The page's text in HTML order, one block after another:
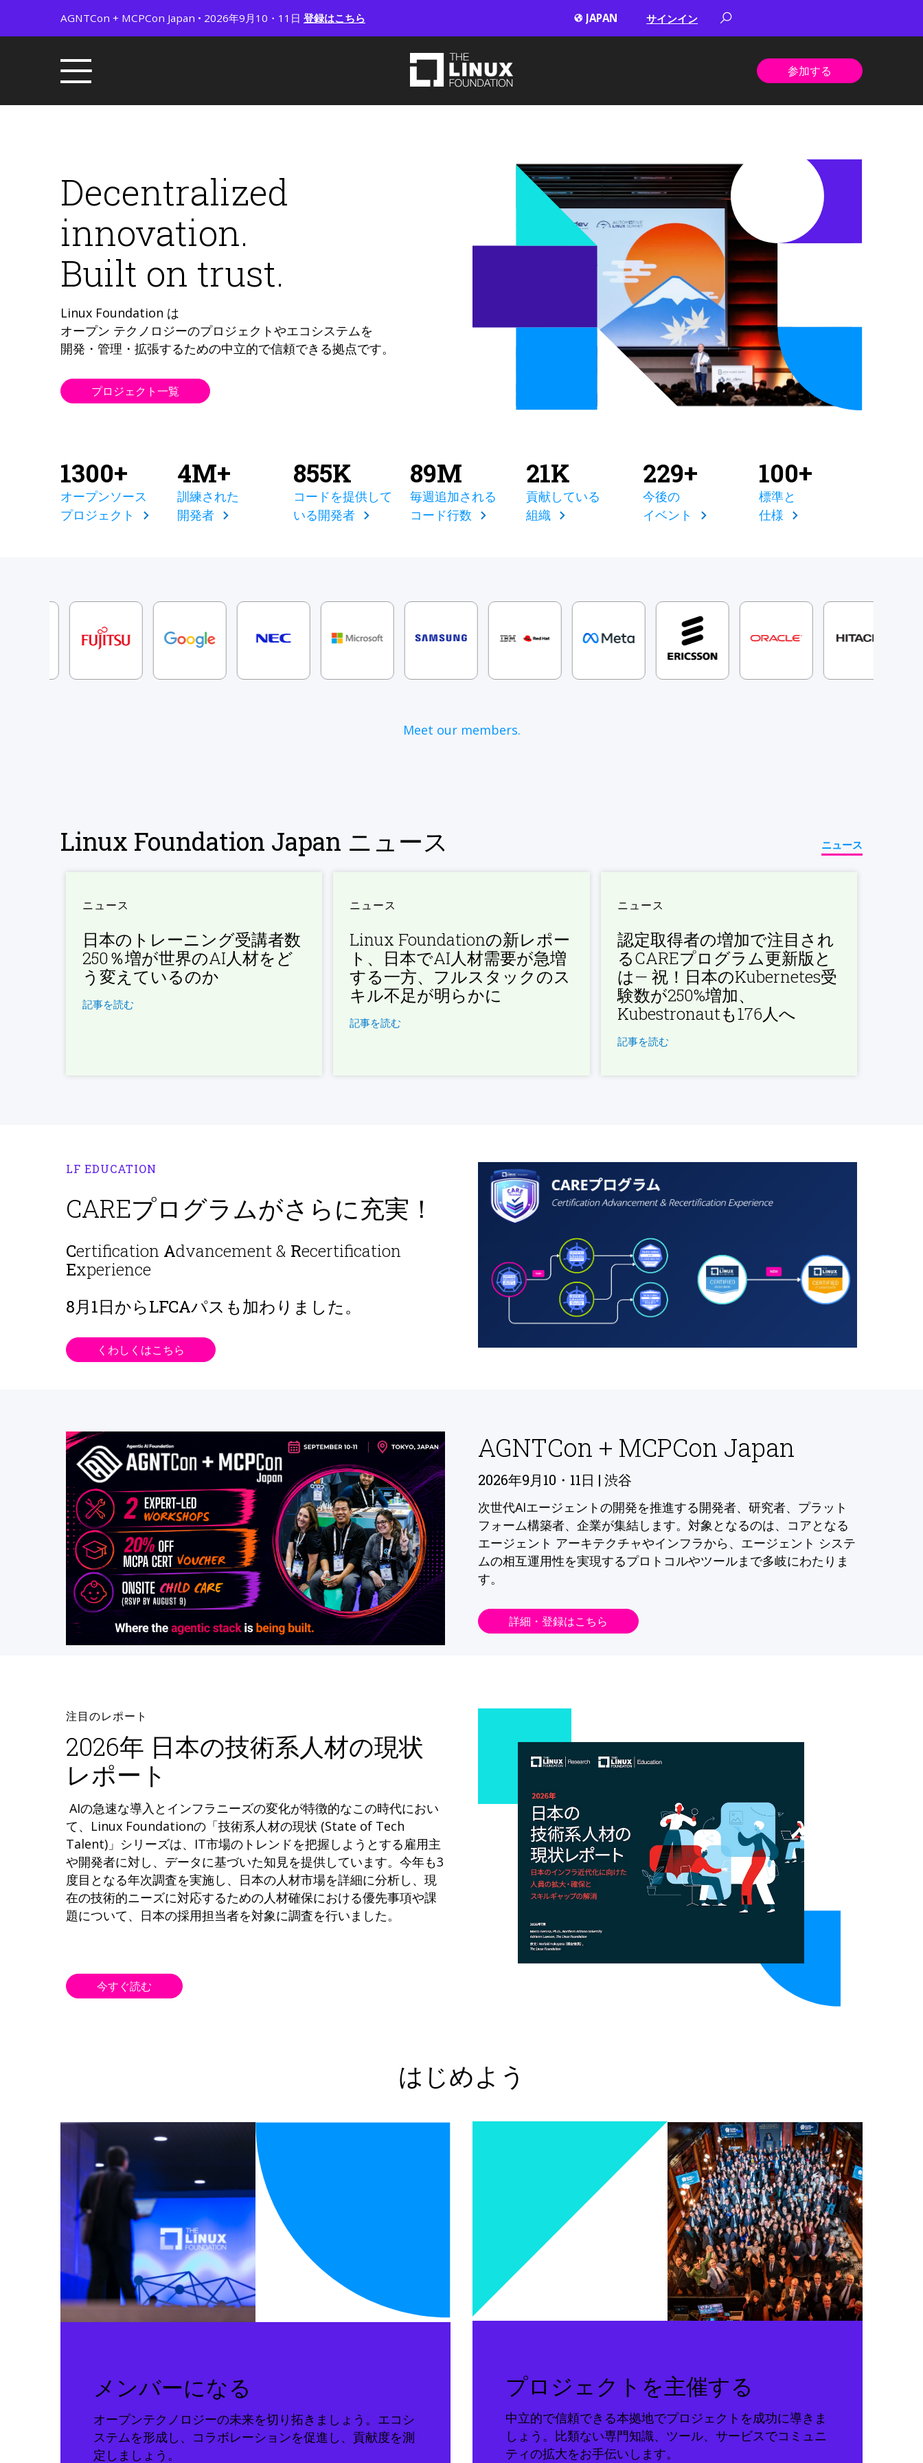
AGNTCon + MCPCon Japan • 2026年9月10・11日 登録はこちら サインイン
参加する
Decentralized
innovation.
Built on trust.
Linux Foundation は
オープン テクノロジーのプロジェクトやエコシステムを
開発・管理・拡張するための中立的で信頼できる拠点です。
プロジェクト一覧
1300+
オープンソース
プロジェクト
4M+
訓練された
開発者
855K
コードを提供して
いる開発者
89M
毎週追加される
コード行数
21K
貢献している
組織
229+
今後の
イベント
100+
標準と
仕様
Meet our members.
Linux Foundation Japan ニュース ニュース
ニュース
日本のトレーニング受講者数
250％増が世界のAI人材をど
う変えているのか
記事を読む
ニュース
Linux Foundationの新レポー
ト、日本でAI人材需要が急増
する一方、フルスタックのス
キル不足が明らかに
記事を読む
ニュース
認定取得者の増加で注目され
るCAREプログラム更新版と
は— 祝！日本のKubernetes受
験数が250%増加、
Kubestronautも176人へ
記事を読む
LF EDUCATION
CAREプログラムがさらに充実！
Certification Advancement & Recertification
Experience
8月1日からLFCAパスも加わりました。
くわしくはこちら
AGNTCon + MCPCon Japan
2026年9月10・11日 | 渋谷
次世代AIエージェントの開発を推進する開発者、研究者、プラット
フォーム構築者、企業が集結します。対象となるのは、コアとなる
エージェント アーキテクチャやインフラから、エージェント システ
ムの相互運用性を実現するプロトコルやツールまで多岐にわたりま
す。
詳細・登録はこちら
注目のレポート
2026年 日本の技術系人材の現状
レポート
AIの急速な導入とインフラニーズの変化が特徴的なこの時代におい
て、Linux Foundationの「技術系人材の現状 (State of Tech
Talent)」シリーズは、IT市場のトレンドを把握しようとする雇用主
や開発者に対し、データに基づいた知見を提供しています。今年も3
度目となる年次調査を実施し、日本の人材市場を詳細に分析し、現
在の技術的ニーズに対応するための人材確保における優先事項や課
題について、日本の採用担当者を対象に調査を行いました。
今すぐ読む
はじめよう
メンバーになる
オープンテクノロジーの未来を切り拓きましょう。エコシ
ステムを形成し、コラボレーションを促進し、貢献度を測
定しましょう。
プロジェクトを主催する
中立的で信頼できる本拠地でプロジェクトを成功に導きま
しょう。比類ない専門知識、ツール、サービスでコミュニ
ティの拡大をお手伝いします。